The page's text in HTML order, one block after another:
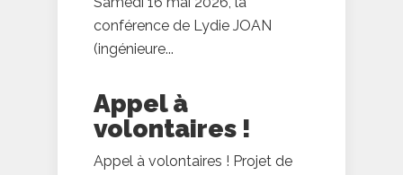
conférence de Lydie JOAN
(ingénieure...
Appel à
volontaires !
Appel à volontaires ! Projet de